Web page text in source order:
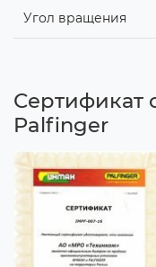
Угол вращения
Сертификат
Palfinger